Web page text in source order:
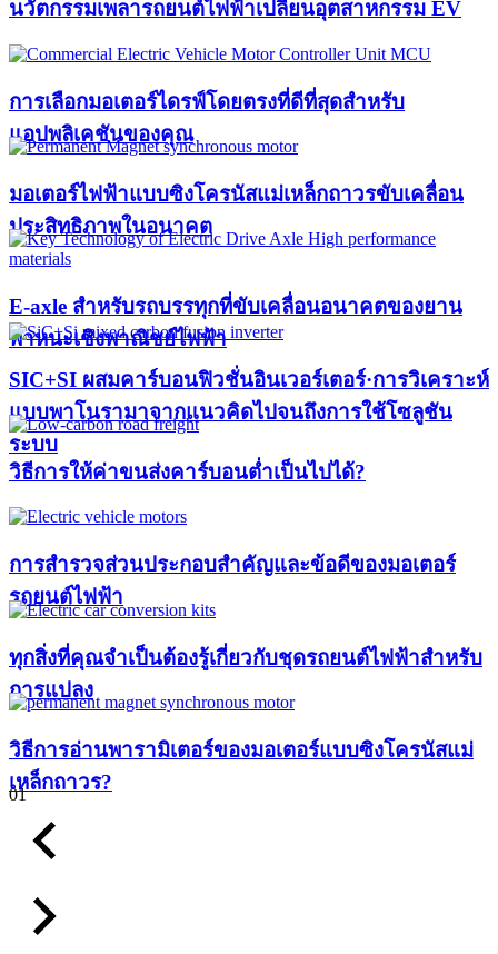
นวัตกรรมเพลารถยนต์ไฟฟ้าเปลี่ยนอุตสาหกรรม EV
การเลือกมอเตอร์ไดรฟ์โดยตรงที่ดีที่สุดสำหรับ
แอปพลิเคชันของคุณ
มอเตอร์ไฟฟ้าแบบซิงโครนัสแม่เหล็กถาวรขับเคลื่อน
ประสิทธิภาพในอนาคต
E-axle สำหรับรถบรรทุกที่ขับเคลื่อนอนาคตของยาน
พาหนะเชิงพาณิชย์ไฟฟ้า
SIC+SI ผสมคาร์บอนฟิวชั่นอินเวอร์เตอร์·การวิเคราะห์
แบบพาโนรามาจากแนวคิดไปจนถึงการใช้โซลูชัน
ระบบ
วิธีการให้ค่าขนส่งคาร์บอนต่ำเป็นไปได้?
การสำรวจส่วนประกอบสำคัญและข้อดีของมอเตอร์
รถยนต์ไฟฟ้า
ทุกสิ่งที่คุณจำเป็นต้องรู้เกี่ยวกับชุดรถยนต์ไฟฟ้าสำหรับ
การแปลง
วิธีการอ่านพารามิเตอร์ของมอเตอร์แบบซิงโครนัสแม่
เหล็กถาวร?
01